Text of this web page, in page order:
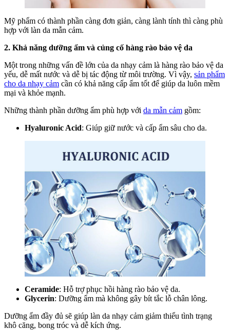
Mỹ phẩm có thành phần càng đơn giản, càng lành tính thì càng phù
hợp với làn da mẫn cảm.
2. Khả năng dưỡng ẩm và củng cố hàng rào bảo vệ da
Một trong những vấn đề lớn của da nhạy cảm là hàng rào bảo vệ da
yếu, dễ mất nước và dễ bị tác động từ môi trường. Vì vậy, sản phẩm
cho da nhạy cảm cần có khả năng cấp ẩm tốt để giúp da luôn mềm
mại và khỏe mạnh.
Những thành phần dưỡng ẩm phù hợp với da mẫn cảm gồm:
Hyaluronic Acid: Giúp giữ nước và cấp ẩm sâu cho da.
Ceramide: Hỗ trợ phục hồi hàng rào bảo vệ da.
Glycerin: Dưỡng ẩm mà không gây bít tắc lỗ chân lông.
Dưỡng ẩm đầy đủ sẽ giúp làn da nhạy cảm giảm thiểu tình trạng
khô căng, bong tróc và dễ kích ứng.